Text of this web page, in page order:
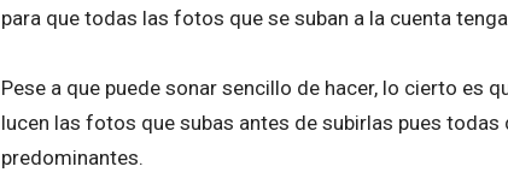
para que todas las fotos que se suban a la cuenta
Pese a que puede sonar sencillo de hacer, lo cierto es
lucen las fotos que subas antes de subirlas pues todas
predominantes.